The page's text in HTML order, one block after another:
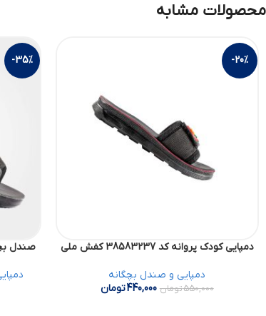
محصولات مشابه
-20%
دمپایی کودک پروانه کد 38583237 کفش ملی
دمپایی و صندل بچگانه
550,000تومان 440,000تومان
-35%
صندل بچگانه